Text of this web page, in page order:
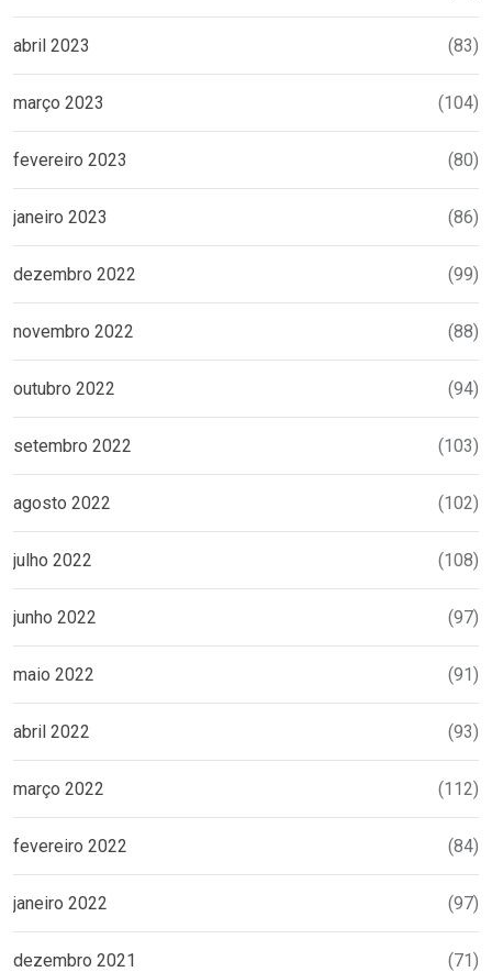
abril 2023 (83)
março 2023 (104)
fevereiro 2023 (80)
janeiro 2023 (86)
dezembro 2022 (99)
novembro 2022 (88)
outubro 2022 (94)
setembro 2022 (103)
agosto 2022 (102)
julho 2022 (108)
junho 2022 (97)
maio 2022 (91)
abril 2022 (93)
março 2022 (112)
fevereiro 2022 (84)
janeiro 2022 (97)
dezembro 2021 (71)